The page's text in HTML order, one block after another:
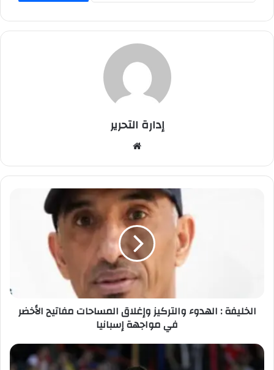
إدارة التحرير
الوي
ب
و
الخليفة : الهدوء والتركيز وإغلاق المساحات مفاتيح الأخضر
في مواجهة إسبانيا
س